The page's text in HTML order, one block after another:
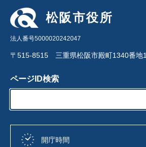
松阪市役所
法人番号5000020242047
〒515-8515 三重県松阪市殿町1340番地1
ページID検索
開庁時間